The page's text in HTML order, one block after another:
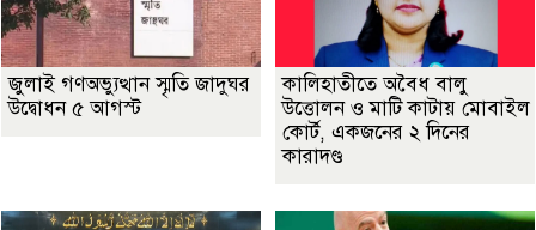
জুলাই গণঅভ্যুত্থান স্মৃতি জাদুঘর
উদ্বোধন ৫ আগস্ট
কালিহাতীতে অবৈধ বালু
উত্তোলন ও মাটি কাটায় মোবাইল
কোর্ট, একজনের ২ দিনের
কারাদণ্ড